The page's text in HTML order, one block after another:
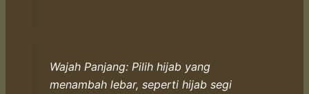
Wajah Panjang: Pilih hijab yang
menambah lebar, seperti hijab segi